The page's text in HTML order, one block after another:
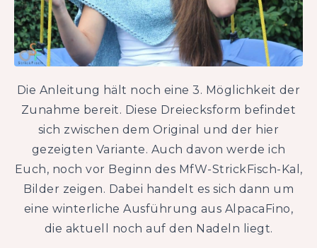
Die Anleitung hält noch eine 3. Möglichkeit der
Zunahme bereit. Diese Dreiecksform befindet
sich zwischen dem Original und der hier
gezeigten Variante. Auch davon werde ich
Euch, noch vor Beginn des MfW-StrickFisch-Kal,
Bilder zeigen. Dabei handelt es sich dann um
eine winterliche Ausführung aus AlpacaFino,
die aktuell noch auf den Nadeln liegt.